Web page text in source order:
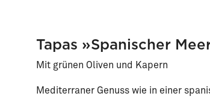
Tapas »Spanischer
Mit grünen Oliven und Kapern
Mediterraner Genuss wie in einer